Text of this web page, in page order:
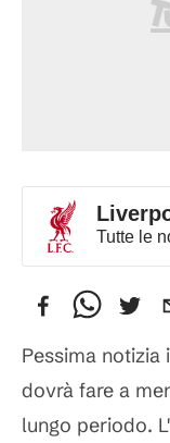
Tutte le
Pessima
dovrà fare a
lungo periodo.